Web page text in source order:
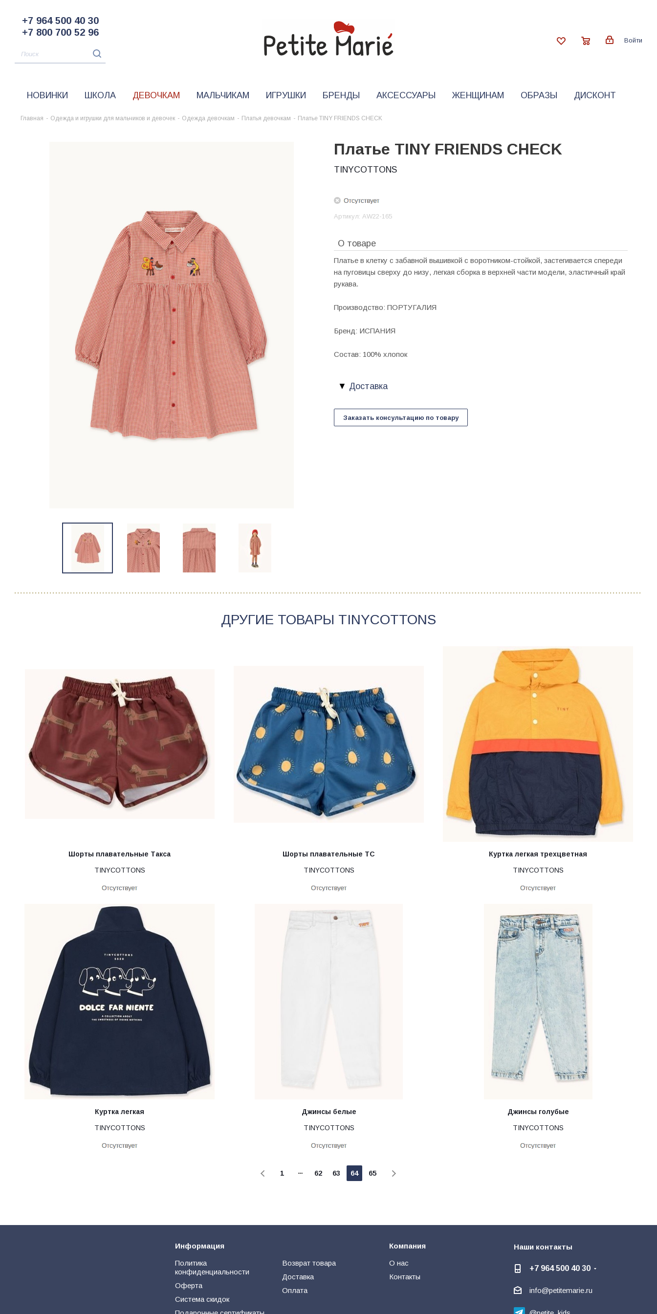
+7 964 500 40 30
+7 800 700 52 96
Войти
НОВИНКИ ШКОЛА ДЕВОЧКАМ МАЛЬЧИКАМ ИГРУШКИ БРЕНДЫ АКСЕССУАРЫ ЖЕНЩИНАМ ОБРАЗЫ ДИСКОНТ
Главная - Одежда и игрушки для мальчиков и девочек - Одежда девочкам - Платья девочкам - Платье TINY FRIENDS CHECK
Платье TINY FRIENDS CHECK
TINYCOTTONS
Артикул: AW22-165
О товаре
Платье в клетку с забавной вышивкой с воротником-стойкой, застегивается спереди
на пуговицы сверху до низу, легкая сборка в верхней части модели, эластичный край
рукава.
Производство: ПОРТУГАЛИЯ
Бренд: ИСПАНИЯ
Состав: 100% хлопок
Доставка
Заказать консультацию по товару
ДРУГИЕ ТОВАРЫ TINYCOTTONS
Шорты плавательные Такса
TINYCOTTONS
Шорты плавательные TC
TINYCOTTONS
Куртка легкая трехцветная
TINYCOTTONS
Куртка легкая
TINYCOTTONS
Джинсы белые
TINYCOTTONS
Джинсы голубые
TINYCOTTONS
1 62 63 64 65
Информация
Политика
конфиденциальности
Оферта
Система скидок
Возврат товара
Доставка
Оплата
Компания
О нас
Контакты
Наши контакты
+7 964 500 40 30
info@petitemarie.ru